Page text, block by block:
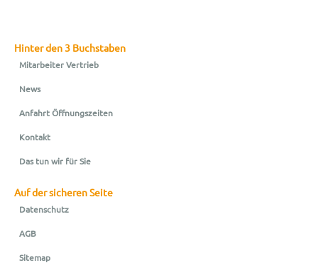
Hinter den 3 Buchstaben
Mitarbeiter Vertrieb
News
Anfahrt Öffnungszeiten
Kontakt
Das tun wir für Sie
Auf der sicheren Seite
Datenschutz
AGB
Sitemap